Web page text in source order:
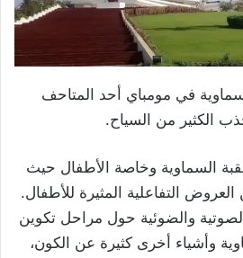
في مومباي أحد المتاحف
الكثير من السياح.
السماوية وخاصة الأطفال حيث
التفاعلية المثيرة للأطفال.
والضوئية حول مراحل تكوين
وأشياء أخرى كثيرة عن الكون،